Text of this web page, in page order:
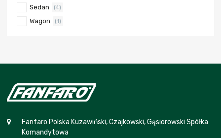
Sedan (4)
Wagon (1)
Fanfaro Polska Kuzawiński, Czajkowski, Gąsiorowski Spółka
Komandytowa